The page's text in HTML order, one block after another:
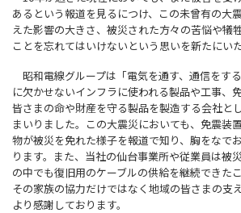
あるという報道を見るにつけ、この未曾有の大
えた影響の大きさ、被災された方々の苦悩や犠
ことを忘れてはいけないという思いを新たにいた
昭和電線グループは「電気を通す、通信をす
に欠かせないインフラに使われる製品や工事、
皆さまの命や財産を守る製品を製造する会社と
まいりました。この大震災においても、免震装
物が被災を免れた様子を報道で知り、胸をなで
ります。また、当社の仙台事業所や従業員は被
の中でも復旧用のケーブルの供給を継続できた
その家族の協力だけではなく地域の皆さまの支
より感謝しております。